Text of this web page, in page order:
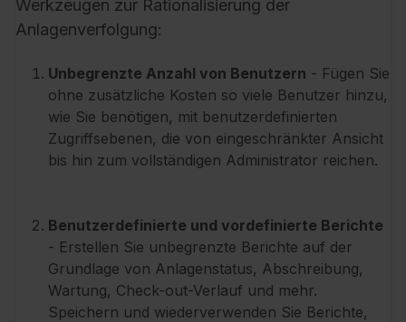
Werkzeugen zur Rationalisierung der
Anlagenverfolgung:
Unbegrenzte Anzahl von Benutzern - Fügen Sie
ohne zusätzliche Kosten so viele Benutzer hinzu,
wie Sie benötigen, mit benutzerdefinierten
Zugriffsebenen, die von eingeschränkter Ansicht
bis hin zum vollständigen Administrator reichen.
Benutzerdefinierte und vordefinierte Berichte
- Erstellen Sie unbegrenzte Berichte auf der
Grundlage von Anlagenstatus, Abschreibung,
Wartung, Check-out-Verlauf und mehr.
Speichern und wiederverwenden Sie Berichte,